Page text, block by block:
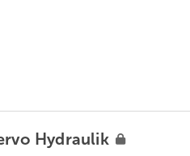
Hydraulik